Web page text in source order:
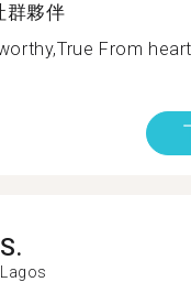
群夥伴
From
S.
Lagos